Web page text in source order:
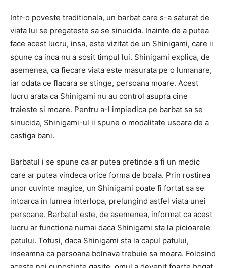
Intr-o poveste traditionala, un barbat care s-a saturat de
viata lui se pregateste sa se sinucida. Inainte de a putea
face acest lucru, insa, este vizitat de un Shinigami, care ii
spune ca inca nu a sosit timpul lui. Shinigami explica, de
asemenea, ca fiecare viata este masurata pe o lumanare,
iar odata ce flacara se stinge, persoana moare. Acest
lucru arata ca Shinigami nu au control asupra cine
traieste si moare. Pentru a-l impiedica pe barbat sa se
sinucida, Shinigami-ul ii spune o modalitate usoara de a
castiga bani.
Barbatul i se spune ca ar putea pretinde a fi un medic
care ar putea vindeca orice forma de boala. Prin rostirea
unor cuvinte magice, un Shinigami poate fi fortat sa se
intoarca in lumea interlopa, prelungind astfel viata unei
persoane. Barbatul este, de asemenea, informat ca acest
lucru ar functiona numai daca Shinigami sta la picioarele
patului. Totusi, daca Shinigami sta la capul patului,
inseamna ca persoana bolnava trebuie sa moara. Folosind